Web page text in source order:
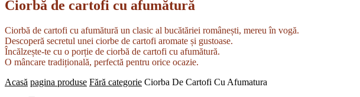
Ciorbă de cartofi cu afumătură
Ciorbă de cartofi cu afumătură un clasic al bucătăriei românești, mereu în vogă.
Descoperă secretul unei ciorbe de cartofi aromate și gustoase.
Încălzește-te cu o porție de ciorbă de cartofi cu afumătură.
O mâncare tradițională, perfectă pentru orice ocazie.
Acasă pagina produse Fără categorie Ciorba De Cartofi Cu Afumatura